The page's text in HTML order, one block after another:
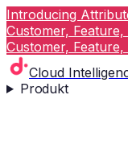
Introducing
Customer,
Customer,
Cloud
Produkt